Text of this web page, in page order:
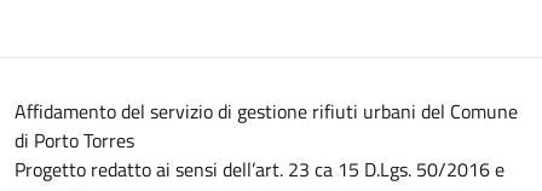
Affidamento del servizio di gestione rifiuti urbani del Comune
di Porto Torres
Progetto redatto ai sensi dell’art. 23 ca 15 D.Lgs. 50/2016 e